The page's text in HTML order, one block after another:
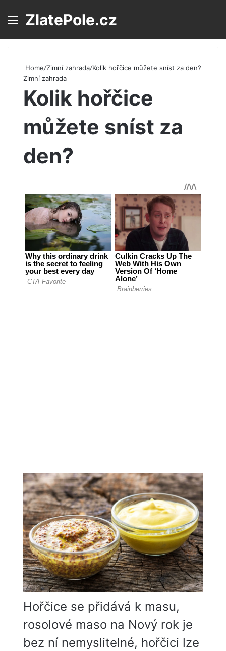
Menu
ZlatePole.cz
Home/Zimní zahrada/Kolik hořčice můžete sníst za den?
Zimní zahrada
Kolik hořčice
můžete sníst za
den?
Hořčice se přidává k masu,
rosolové maso na Nový rok je
bez ní nemyslitelné, hořčici lze